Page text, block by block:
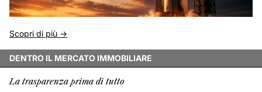
Scopri di più ->
DENTRO IL MERCATO IMMOBILIARE
La trasparenza prima di tutto